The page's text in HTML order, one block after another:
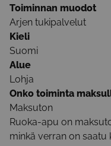
Toiminnan muodot
Arjen tukipalvelut
Kieli
Suomi
Alue
Lohja
Onko toiminta
Maksuton
Ruoka-apu on
minkä verran on